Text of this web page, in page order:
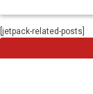
[jetpack-related-posts]